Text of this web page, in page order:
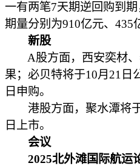
一有两笔7天期逆回购到
期量分别为910亿元、435
新股
A股方面，西安奕材、
果；必贝特将于10月21日
日申购。
港股方面，聚水潭将于
日上市。
会议
2025北外滩国际航运